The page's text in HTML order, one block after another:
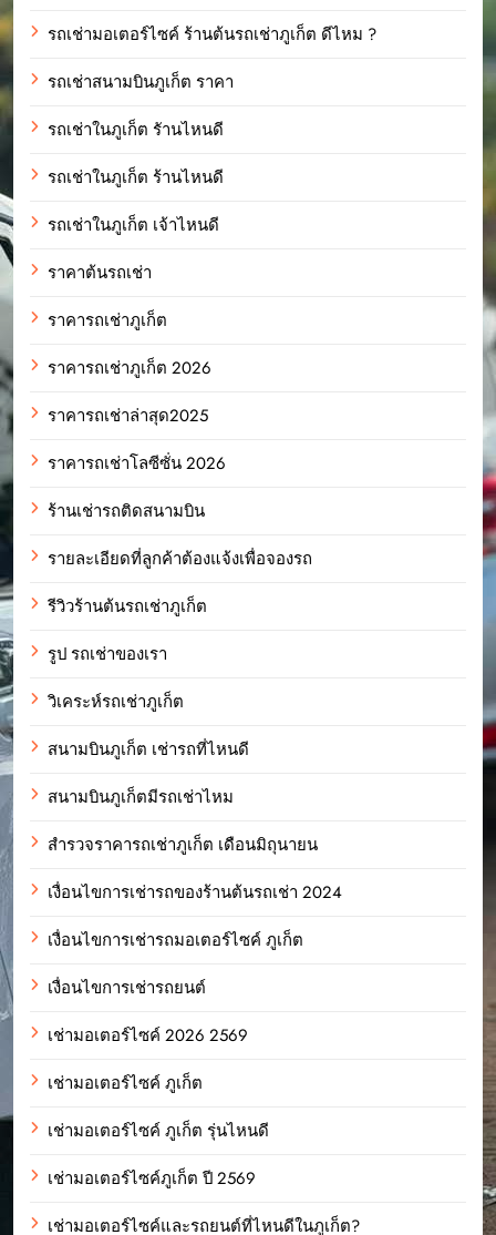
รถเช่ามอเตอร์ไซค์ ร้านต้นรถเช่าภูเก็ต ดีไหม ?
รถเช่าสนามบินภูเก็ต ราคา
รถเช่าในภูเก็ต รัานไหนดี
รถเช่าในภูเก็ต ร้านไหนดี
รถเช่าในภูเก็ต เจ้าไหนดี
ราคาต้นรถเช่า
ราคารถเช่าภูเก็ต
ราคารถเช่าภูเก็ต 2026
ราคารถเช่าล่าสุด2025
ราคารถเช่าโลซีซั่น 2026
ร้านเช่ารถติดสนามบิน
รายละเอียดที่ลูกค้าต้องแจ้งเพื่อจองรถ
รีวิวร้านต้นรถเช่าภูเก็ต
รูป รถเช่าของเรา
วิเคระห์รถเช่าภูเก็ต
สนามบินภูเก็ต เช่ารถที่ไหนดี
สนามบินภูเก็ตมีรถเช่าไหม
สำรวจราคารถเช่าภูเก็ต เดือนมิถุนายน
เงื่อนไขการเช่ารถของร้านต้นรถเช่า 2024
เงื่อนไขการเช่ารถมอเตอร์ไซค์ ภูเก็ต
เงื่อนไขการเช่ารถยนต์
เช่ามอเตอร์ไซค์ 2026 2569
เช่ามอเตอร์ไซค์ ภูเก็ต
เช่ามอเตอร์ไซค์ ภูเก็ต รุ่นไหนดี
เช่ามอเตอร์ไซค์ภูเก็ต ปี 2569
เช่ามอเตอร์ไซค์และรถยนต์ที่ไหนดีในภูเก็ต?